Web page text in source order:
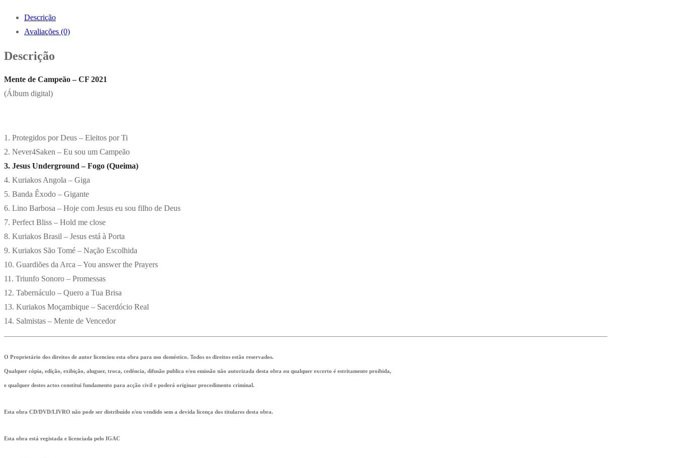
Descrição
Avaliações (0)
Descrição
Mente de Campeão – CF 2021
(Álbum digital)
1. Protegidos por Deus – Eleitos por Ti
2. Never4Saken – Eu sou um Campeão
3. Jesus Underground – Fogo (Queima)
4. Kuriakos Angola – Giga
5. Banda Êxodo – Gigante
6. Lino Barbosa – Hoje com Jesus eu sou filho de Deus
7. Perfect Bliss – Hold me close
8. Kuriakos Brasil – Jesus está à Porta
9. Kuriakos São Tomé – Nação Escolhida
10. Guardiões da Arca – You answer the Prayers
11. Triunfo Sonoro – Promessas
12. Tabernáculo – Quero a Tua Brisa
13. Kuriakos Moçambique – Sacerdócio Real
14. Salmistas – Mente de Vencedor
O Proprietário dos direitos de autor licenciou esta obra para uso doméstico. Todos os direitos estão reservados.
Qualquer cópia, edição, exibição, aluguer, troca, cedência, difusão publica e/ou emissão não autorizada desta obra ou qualquer excerto é estritamente proibida,
e qualquer destes actos constitui fundamento para acção civil e poderá originar procedimento criminal.
Esta obra CD/DVD/LIVRO não pode ser distribuído e/ou vendido sem a devida licença dos titulares desta obra.
Esta obra está registada e licenciada pelo IGAC